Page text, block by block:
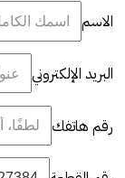
الاسم
البريد الإلكتروني
رقم هاتفك